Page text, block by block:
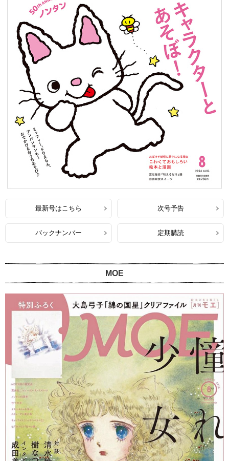
最新号はこちら 次号予告
バックナンバー 定期購読
MOE